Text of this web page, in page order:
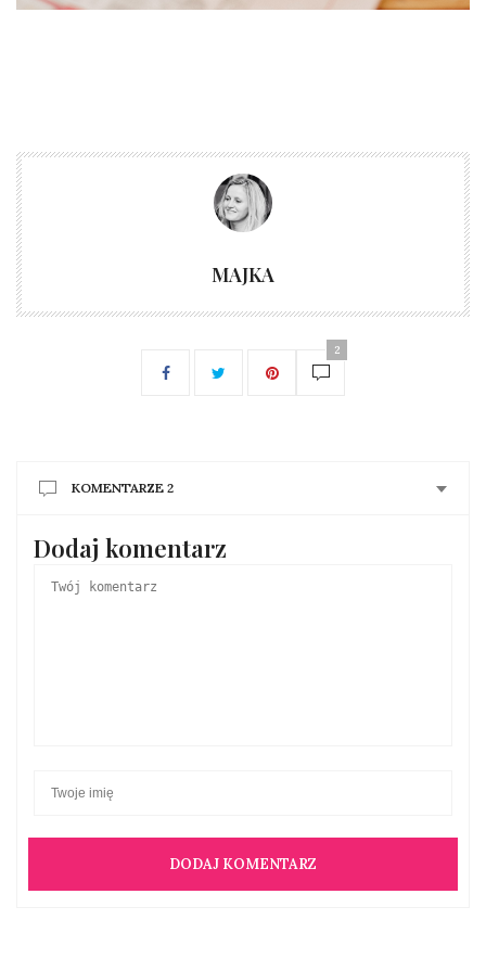
MAJKA
2
KOMENTARZE 2
Dodaj komentarz